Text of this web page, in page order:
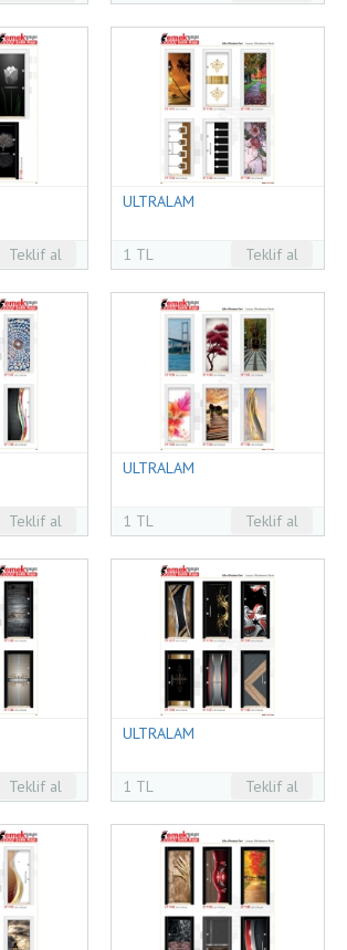
Teklif al
ULTRALAM
1 TL Teklif al
Teklif al
ULTRALAM
1 TL Teklif al
Teklif al
ULTRALAM
1 TL Teklif al